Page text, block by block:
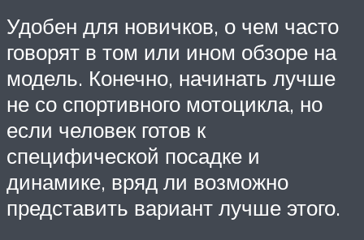
Удобен для новичков, о чем часто
говорят в том или ином обзоре на
модель. Конечно, начинать лучше
не со спортивного мотоцикла, но
если человек готов к
специфической посадке и
динамике, вряд ли возможно
представить вариант лучше этого.